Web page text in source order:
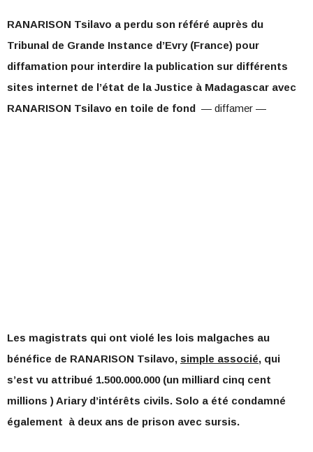
RANARISON Tsilavo a perdu son référé auprès du
Tribunal de Grande Instance d’Evry (France) pour
diffamation pour interdire la publication sur différents
sites internet de l’état de la Justice à Madagascar avec
RANARISON Tsilavo en toile de fond — diffamer —
Les magistrats qui ont violé les lois malgaches au
bénéfice de RANARISON Tsilavo, simple associé, qui
s’est vu attribué 1.500.000.000 (un milliard cinq cent
millions ) Ariary d’intérêts civils. Solo a été condamné
également à deux ans de prison avec sursis.